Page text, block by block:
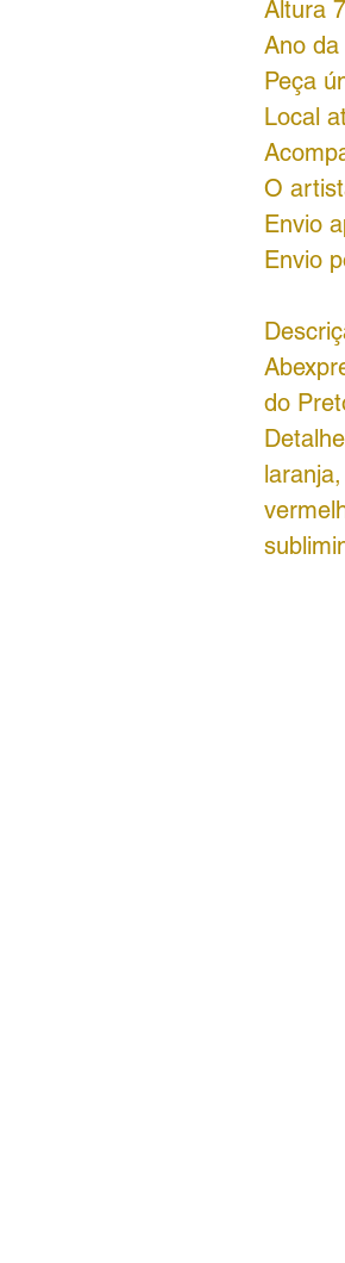
Altura
Ano
Peça
Local
O
Envio
Envio
do